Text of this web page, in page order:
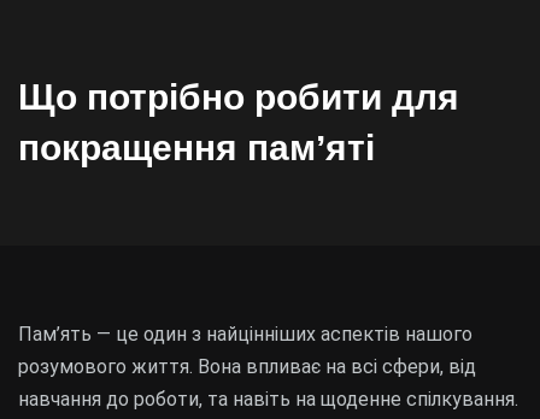
Що потрібно робити для
покращення памʼяті
Пам’ять — це один з найцінніших аспектів нашого
розумового життя. Вона впливає на всі сфери, від
навчання до роботи, та навіть на щоденне спілкування.